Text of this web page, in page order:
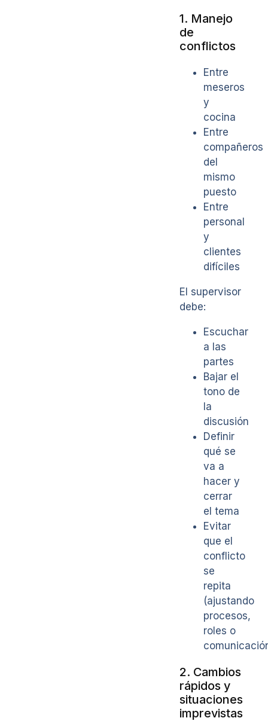
1. Manejo
de
conflictos
Entre
meseros
y
cocina
Entre
compañeros
del
mismo
puesto
Entre
personal
y
clientes
difíciles
El supervisor
debe:
Escuchar
a las
partes
Bajar el
tono de
la
discusión
Definir
qué se
va a
hacer y
cerrar
el tema
Evitar
que el
conflicto
se
repita
(ajustando
procesos,
roles o
2. Cambios
rápidos y
situaciones
imprevistas